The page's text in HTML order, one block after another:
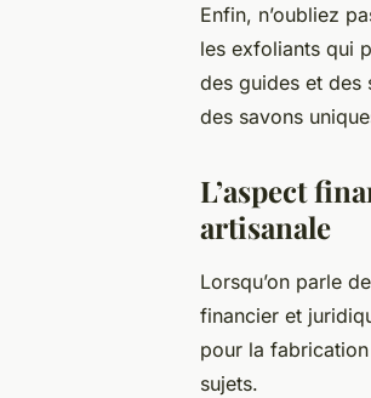
Enfin, n’oubliez
les exfoliants qui
des guides et des
des savons
L’aspect
artisanale
Lorsqu’on parle de
financier et
pour la
sujets.